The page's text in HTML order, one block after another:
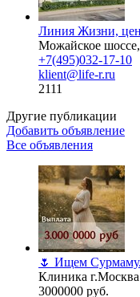
Линия Жизни,
Можайское
+7(495)032-17-10
klient@life-r.ru
2111
Другие публикации
Добавить объявление
Все объявления
🌷 Ищем
Клиника г.Москва
3000000 руб.